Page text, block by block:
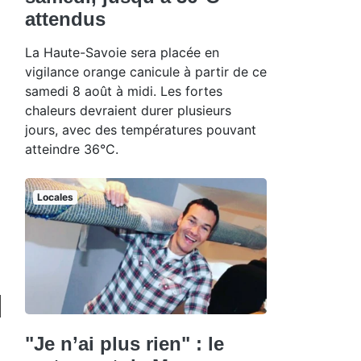
attendus
La Haute-Savoie sera placée en
vigilance orange canicule à partir de ce
samedi 8 août à midi. Les fortes
chaleurs devraient durer plusieurs
jours, avec des températures pouvant
atteindre 36°C.
Locales
"Je n’ai plus rien" : le